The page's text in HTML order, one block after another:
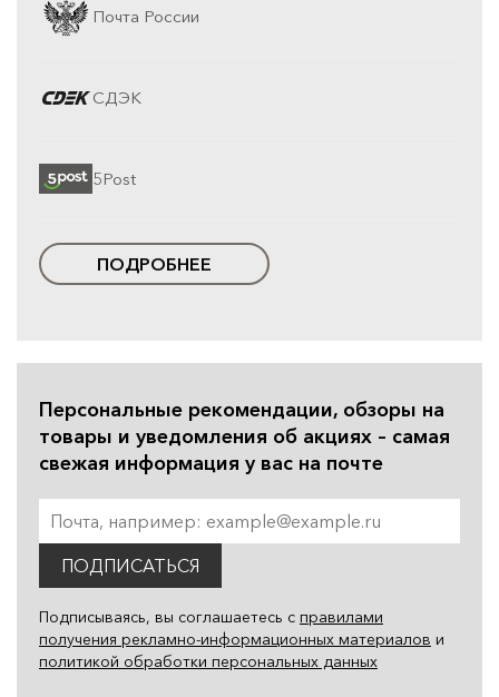
Почта России
СДЭК
5Post
ПОДРОБНЕЕ
Персональные рекомендации, обзоры на
товары и уведомления об акциях – самая
свежая информация у вас на почте
ПОДПИСАТЬСЯ
Подписываясь, вы соглашаетесь с правилами
получения рекламно-информационных материалов и
политикой обработки персональных данных